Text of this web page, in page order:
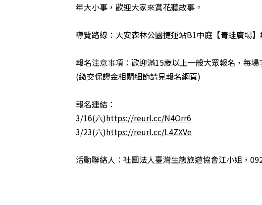
年大小事，歡迎大家來賞花聽故事。
導覽路線：大安森林公園捷運站B1中庭【青蛙廣
報名注意事項：歡迎滿15歲以上一般大眾報名，每
(繳交保證金相關細節請見報名網頁)
報名連結：
3/16(六)https://reurl.cc/N4Orr6
3/23(六)https://reurl.cc/L4ZXVe
活動聯絡人：社團法人臺灣生態旅遊協會江小姐，